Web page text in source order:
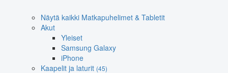
Näytä kaikki Matkapuhelimet & Tabletit
Akut
Yleiset
Samsung Galaxy
iPhone
Kaapelit ja laturit (45)